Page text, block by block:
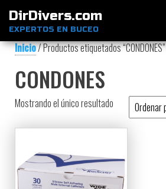
DirDivers.com
EXPERTOS EN BUCEO
Inicio/ Productos etiquetados “CONDONES”
CONDONES
Mostrando el único resultado